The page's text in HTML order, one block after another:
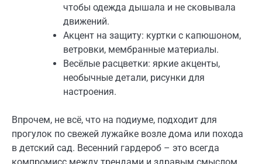
чтобы одежда дышала и не сковывала
движений.
Акцент на защиту: куртки с капюшоном,
ветровки, мембранные материалы.
Весёлые расцветки: яркие акценты,
необычные детали, рисунки для
настроения.
Впрочем, не всё, что на подиуме, подходит для
прогулок по свежей лужайке возле дома или похода
в детский сад. Весенний гардероб – это всегда